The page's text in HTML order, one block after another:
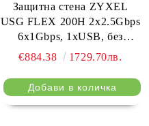
Защитна стена ZYXEL
USG FLEX 200H 2x2.5Gbps
6x1Gbps, 1xUSB, без
лиценз
€884.38 1729.70лв.